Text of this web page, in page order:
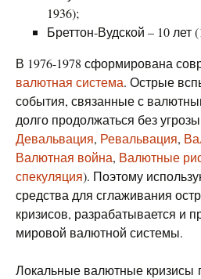
1936);
Бреттон-Вудской – 10 лет
В 1976-1978 сформирована
валютная система. Острые
события, связанные с
долго продолжаться без
Девальвация, Ревальвация,
Валютная война, Валютные
спекуляция). Поэтому
средства для сглаживания
кризисов, разрабатывается и
мировой валютной системы.
Локальные валютные кризисы